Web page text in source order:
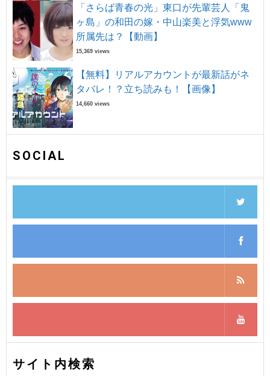
「さらば青春の光」東口が先輩芸人「鬼
ヶ島」の和田の嫁・中山楽美と浮気www
所属先は？【動画】
15,369 views
【無料】リアルアカウントが最新話がネ
タバレ！？立ち読みも！【画像】
14,660 views
SOCIAL
サイト内検索